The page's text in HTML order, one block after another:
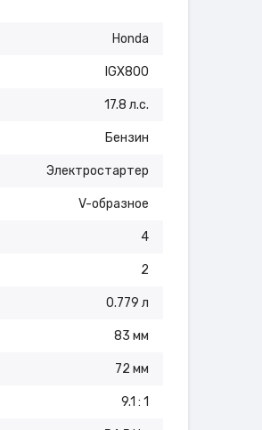
Honda
IGX800
17.8 л.с.
Бензин
Электростартер
V-образное
4
2
0.779 л
83 мм
72 мм
9.1 : 1